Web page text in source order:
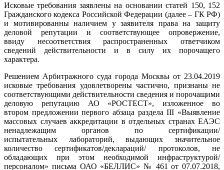
Исковые требования заявлены на основании статей 150, 152
Гражданского кодекса Российской Федерации (далее – ГК РФ)
и мотивированны наличием у заявителя права на защиту
деловой репутации и соответствующее опровержение,
ввиду несоответствия распространенных ответчиком
сведений действительности и в силу их порочащего
характера.
Решением Арбитражного суда города Москвы от 23.04.2019
исковые требования удовлетворены частично, признаны не
соответствующими действительности сведения и порочащими
деловую репутацию АО «РОСТЕСТ», изложенное во
втором предложении первого абзаца раздела III «Выявление
массовых случаев аккредитации в отдельных странах ЕАЭС
ненадлежащим органов по сертификации/
испытательных лабораторий, выдающих значительное
количество сертификатов/деклараций/ протоколов, не
обладающих при этом необходимой инфраструктурой/
персоналом» письма ОАО «БЕЛЛИС» № 461 от 07.07.2018,